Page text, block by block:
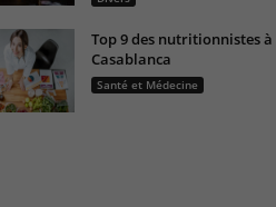
Top 9 des nutritionnistes à
Casablanca
Santé et Médecine